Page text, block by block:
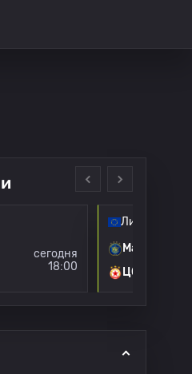
сегодня
18:00
Лига Европы
Маккаби
ЦСКА